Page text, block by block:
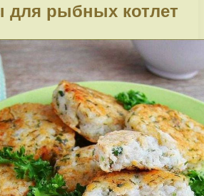
для рыбных котлет